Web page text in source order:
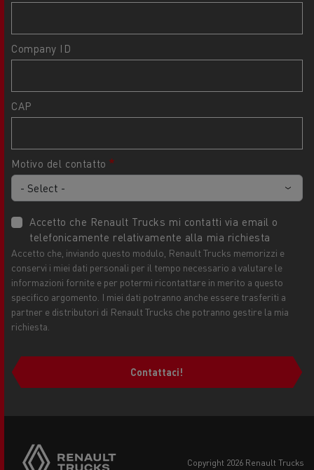
Company ID
CAP
Motivo del contatto
Accetto che Renault Trucks mi contatti via email o
telefonicamente relativamente alla mia richiesta
Accetto che, inviando questo modulo, Renault Trucks memorizzi e
conservi i miei dati personali per il tempo necessario a valutare le
informazioni fornite e per potermi ricontattare in merito a questo
specifico argomento. I miei dati potranno anche essere trasferiti a
partner e distributori di Renault Trucks che potranno gestire la mia
richiesta.
Contattaci!
copyright 2026 Renault Trucks